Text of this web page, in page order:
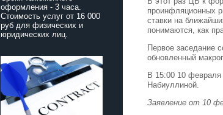
проинфляционных
ставки на
понимаются, как
Первое заседание
обновленный
В 15:00 10
Набиуллиной.
Заявление от 10
оформления - 3 часа.
Стоимость услуг от 16 000
руб для физических и
юридических лиц.